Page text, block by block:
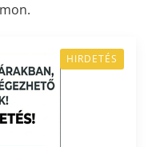
HIRDETÉS